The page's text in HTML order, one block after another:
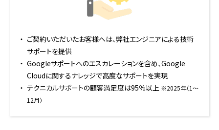
ご契約いただいたお客様へは、弊社エンジニアによる技術
サポートを提供
Googleサポートへのエスカレーションを含め、Google
Cloudに関するナレッジで高度なサポートを実現
テクニカルサポートの顧客満足度は95％以上 ※2025年（1〜
12月）